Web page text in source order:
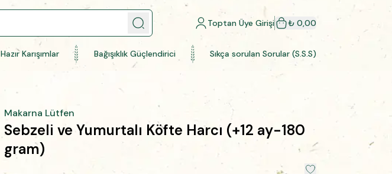
Toptan Üye Girişi ₺ 0,00
Hazır Karışımlar Bağışıklık Güçlendirici Sıkça sorulan Sorular (S.S.S)
Makarna Lütfen
Sebzeli ve Yumurtalı Köfte Harcı (+12 ay-180
gram)